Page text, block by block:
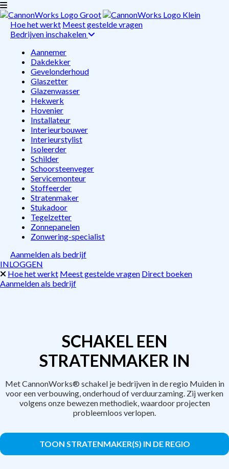
Hoe het werkt Meest gestelde vragen
Bedrijven inschakelen
Aannemer
Dakdekker
Gevelonderhoud
Glaszetter
Glazenwasser
Hekwerk
Hovenier
Installateur
Interieurbouwer
Interieurstylist
Isoleerder
Schilder
Schoorsteenveger
Servicemonteur
Stoffeerder
Stratenmaker
Stukadoor
Tegelzetter
Zonnepanelen
Zonwering-specialist
Aanmelden als bedrijf
INLOGGEN
Hoe het werkt Meest gestelde vragen Direct boeken
Aanmelden als bedrijf
SCHAKEL EEN
STRATENMAKER IN
Met CannonWorks® schakel je bedrijven in de regio Muiden in
voor een verbouwing, onderhoud of verduurzaming. Zij werken
volgens onze bewezen methodiek, waardoor projecten
probleemloos verlopen.
TOON STRATENMAKER(S) IN DE REGIO